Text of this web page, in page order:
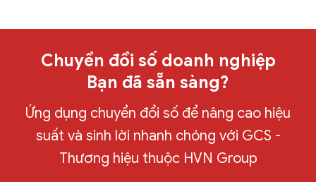
Chuyển đổi số doanh nghiệp
Bạn đã sẵn sàng?
Ứng dụng chuyển đổi số để nâng cao hiệu
suất và sinh lời nhanh chóng với GCS -
Thương hiệu thuộc HVN Group